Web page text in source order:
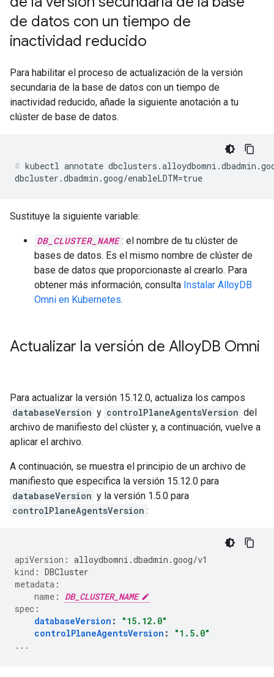
de datos con un tiempo de
inactividad reducido
Para habilitar el proceso de actualización de la versión
secundaria de la base de datos con un tiempo de
inactividad reducido, añade la siguiente anotación a tu
clúster de base de datos.
kubectl annotate
Sustituye la siguiente variable:
DB_CLUSTER_NAME : el nombre de tu clúster de
bases de datos. Es el mismo nombre de clúster de
base de datos que proporcionaste al crearlo. Para
obtener más información, consulta Instalar AlloyDB
Omni en Kubernetes.
Actualizar la versión de AlloyDB Omni
Para actualizar la versión 15.12.0, actualiza los campos
databaseVersion y controlPlaneAgentsVersion del
archivo de manifiesto del clúster y, a continuación, vuelve a
aplicar el archivo.
A continuación, se muestra el principio de un archivo de
manifiesto que especifica la versión 15.12.0 para
databaseVersion y la versión 1.5.0 para
controlPlaneAgentsVersion :
apiVersion : alloydbomni.dbadmin.goog/v1
kind : DBCluster
metadata :
name :
DB_CLUSTER_NAME
spec :
databaseVersion :
"15.12.0"
controlPlaneAgentsVersion :
"1.5.0"
...